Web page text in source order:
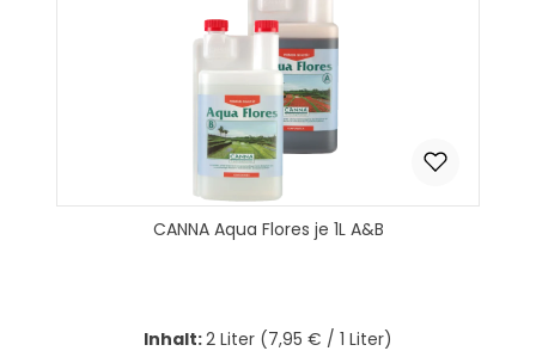
CANNA Aqua Flores je 1L A&B
Inhalt:2 Liter (7,95 € / 1 Liter)